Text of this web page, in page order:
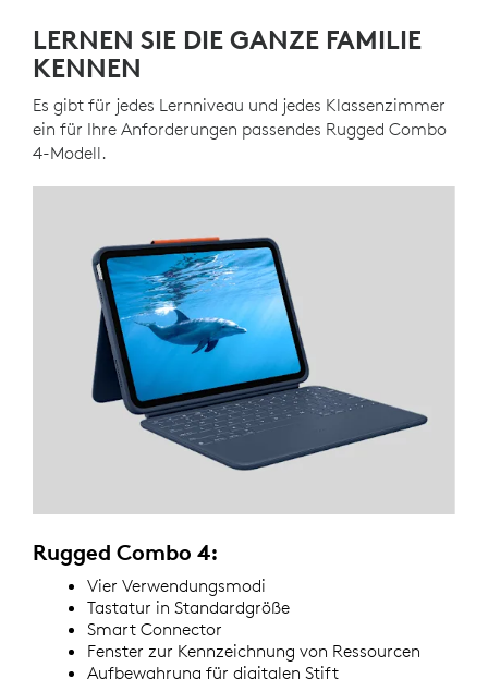
LERNEN SIE DIE GANZE FAMILIE
KENNEN
Es gibt für jedes Lernniveau und jedes Klassenzimmer
ein für Ihre Anforderungen passendes Rugged Combo
4-Modell.
Rugged Combo 4:
Vier Verwendungsmodi
Tastatur in Standardgröße
Smart Connector
Fenster zur Kennzeichnung von Ressourcen
Aufbewahrung für digitalen Stift